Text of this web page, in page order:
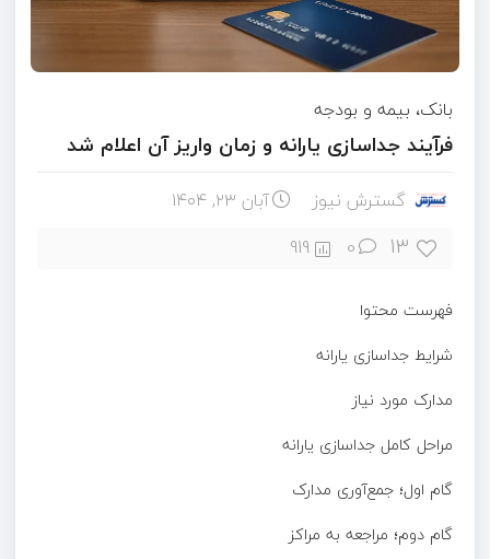
بانک، بیمه و بودجه
فرآیند جداسازی یارانه و زمان واریز آن اعلام شد
گسترش نیوز آبان ۲۳, ۱۴۰۴
13
0
919
فهرست محتوا
شرایط جداسازی یارانه
مدارک مورد نیاز
مراحل کامل جداسازی یارانه
گام اول؛ جمع‌آوری مدارک
گام دوم؛ مراجعه به مراکز